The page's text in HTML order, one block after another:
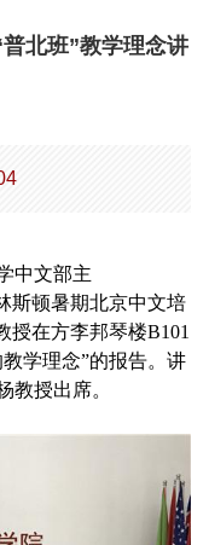
北班”教学理念讲
中文部主
斯顿暑期北京中文培
授在方李邦琴楼B101
学理念”的报告。讲
教授出席。